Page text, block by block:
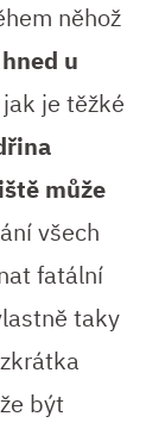
něhož
u
je těžké
může
všech
fatální
taky
být